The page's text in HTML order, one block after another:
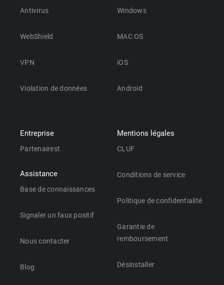
Antivirus
WebShield
VPN
Violation de données
Windows
MAC OS
iOS
Android
Entreprise
Partenairest
Assistance
Base de connaissances
Signaler un faux positif
Nous contacter
Blog
Mentions légales
CLUF
Conditions de service
Politique de confidentialité
Garantie de
remboursement
Désinstaller